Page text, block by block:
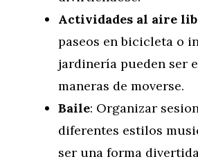
Actividades al aire
paseos en bicicleta o
jardinería pueden ser
maneras de moverse.
Baile: Organizar
diferentes estilos
ser una forma